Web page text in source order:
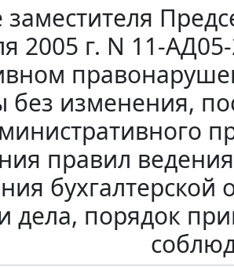
2005 г. N 11-
без изменения,
правил ведения
бухгалтерской
дела, порядок